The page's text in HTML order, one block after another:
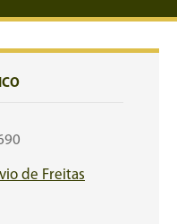
de Freitas